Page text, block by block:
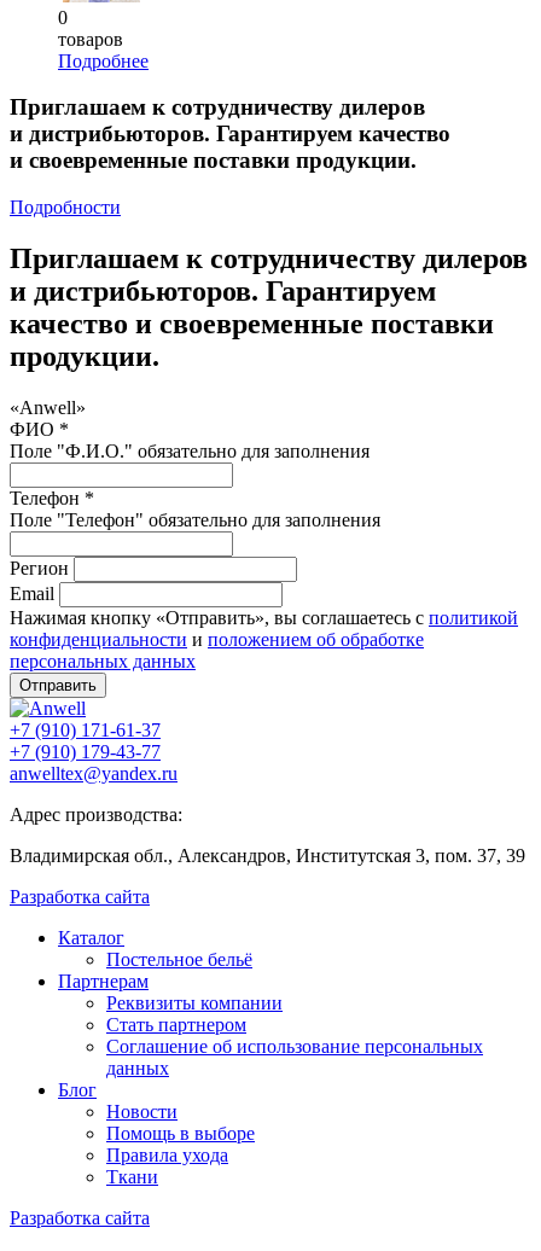
0
товаров
Подробнее
Приглашаем к сотрудничеству дилеров
и дистрибьюторов. Гарантируем качество
и своевременные поставки продукции.
Подробности
Приглашаем к сотрудничеству дилеров
и дистрибьюторов. Гарантируем
качество и своевременные поставки
продукции.
«Anwell»
ФИО *
Поле "Ф.И.О." обязательно для заполнения
Телефон *
Поле "Телефон" обязательно для заполнения
Регион
Email
Нажимая кнопку «Отправить», вы соглашаетесь с политикой
конфиденциальности и положением об обработке
персональных данных
Отправить
+7 (910) 171-61-37
+7 (910) 179-43-77
anwelltex@yandex.ru
Адрес производства:
Владимирская обл., Александров, Институтская 3, пом. 37, 39
Разработка сайта
Каталог
Постельное бельё
Партнерам
Реквизиты компании
Стать партнером
Соглашение об использование персональных
данных
Блог
Новости
Помощь в выборе
Правила ухода
Ткани
Разработка сайта